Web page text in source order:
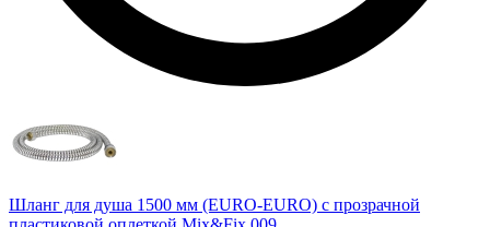
Шланг для душа 1500 мм (EURO-EURO) с прозрачной